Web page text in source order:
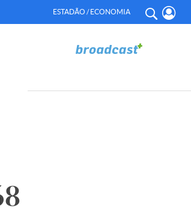
ESTADÃO / ECONOMIA